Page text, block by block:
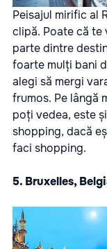
Peisajul mirific al
clipă. Poate că te
parte dintre
foarte mulți bani
alegi să mergi
frumos. Pe lângă
poți vedea, este
shopping, dacă
faci shopping.
5. Bruxelles,